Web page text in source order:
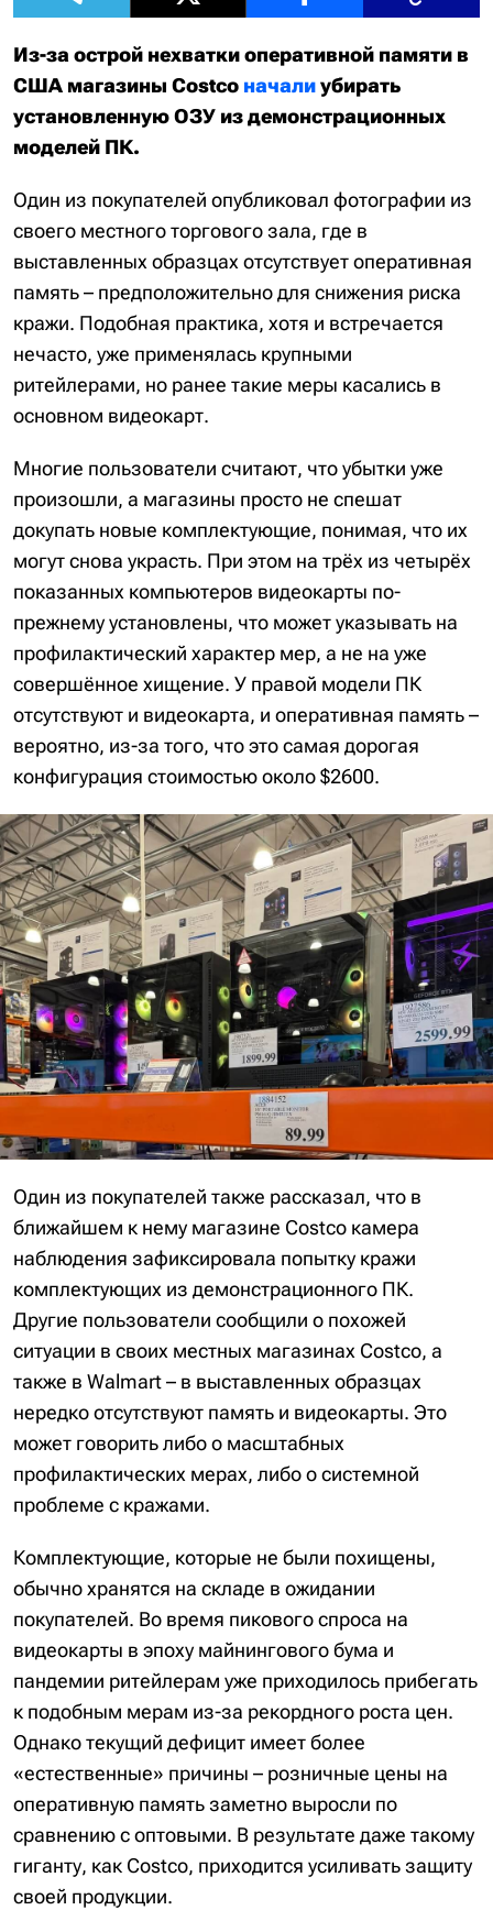
Из-за острой нехватки оперативной памяти в
США магазины Costco началиубирать
установленную ОЗУ из демонстрационных
моделей ПК.
Один из покупателей опубликовал фотографии из
своего местного торгового зала, где в
выставленных образцах отсутствует оперативная
память – предположительно для снижения риска
кражи. Подобная практика, хотя и встречается
нечасто, уже применялась крупными
ритейлерами, но ранее такие меры касались в
основном видеокарт.
Многие пользователи считают, что убытки уже
произошли, а магазины просто не спешат
докупать новые комплектующие, понимая, что их
могут снова украсть. При этом на трёх из четырёх
показанных компьютеров видеокарты по-
прежнему установлены, что может указывать на
профилактический характер мер, а не на уже
совершённое хищение. У правой модели ПК
отсутствуют и видеокарта, и оперативная память –
вероятно, из-за того, что это самая дорогая
конфигурация стоимостью около $2600.
Один из покупателей также рассказал, что в
ближайшем к нему магазине Costco камера
наблюдения зафиксировала попытку кражи
комплектующих из демонстрационного ПК.
Другие пользователи сообщили о похожей
ситуации в своих местных магазинах Costco, а
также в Walmart – в выставленных образцах
нередко отсутствуют память и видеокарты. Это
может говорить либо о масштабных
профилактических мерах, либо о системной
проблеме с кражами.
Комплектующие, которые не были похищены,
обычно хранятся на складе в ожидании
покупателей. Во время пикового спроса на
видеокарты в эпоху майнингового бума и
пандемии ритейлерам уже приходилось прибегать
к подобным мерам из-за рекордного роста цен.
Однако текущий дефицит имеет более
«естественные» причины – розничные цены на
оперативную память заметно выросли по
сравнению с оптовыми. В результате даже такому
гиганту, как Costco, приходится усиливать защиту
своей продукции.